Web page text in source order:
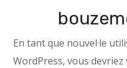
En tant que nouvel·le
WordPress, vous